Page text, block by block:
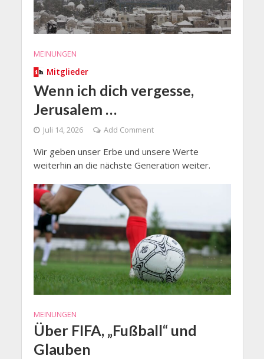
MEINUNGEN
Mitglieder
Wenn ich dich vergesse,
Jerusalem …
Juli 14, 2026 Add Comment
Wir geben unser Erbe und unsere Werte
weiterhin an die nächste Generation weiter.
MEINUNGEN
Über FIFA, „Fußball“ und
Glauben